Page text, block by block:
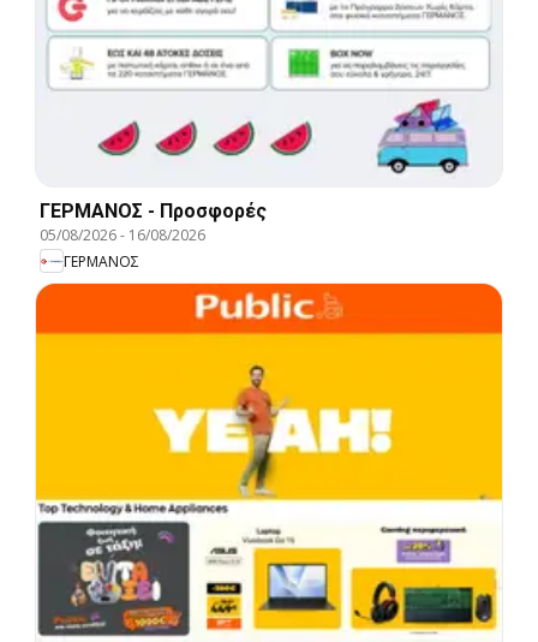
ΓΕΡΜΑΝΟΣ - Προσφορές
05/08/2026- 16/08/2026
ΓΕΡΜΑΝΟΣ